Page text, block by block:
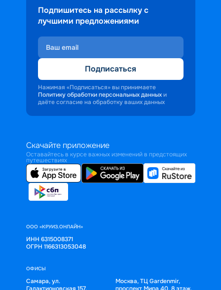
Подпишитесь на рассылку с
лучшими предложениями
Подписаться
Нажимая «Подписаться» вы принимаете
Политику обработки персональных данных и
даёте согласие на обработку ваших данных
Скачайте приложение
Оставайтесь в курсе важных изменений в предстоящих
путешествиях
ООО «КРУИЗ.ОНЛАЙН»
ИНН 6315008371
ОГРН 1166313053048
ОФИСЫ
Самара, ул.
Москва, ТЦ Gardenmir,